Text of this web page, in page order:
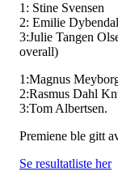
1: Stine Svensen
2: Emilie
3:Julie Tangen
overall)
1:Magnus
2:Rasmus Dahl
3:Tom Albertsen.
Premiene ble gitt
Se resultatliste her